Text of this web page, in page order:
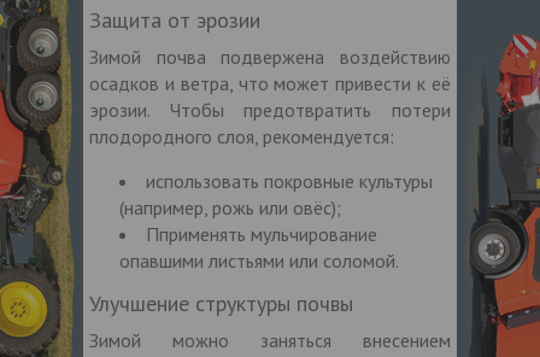
Защита от эрозии
Зимой почва подвержена воздействию
осадков и ветра, что может привести к её
эрозии. Чтобы предотвратить потери
плодородного слоя, рекомендуется:
использовать покровные культуры
(например, рожь или овёс);
Пприменять мульчирование
опавшими листьями или соломой.
Улучшение структуры почвы
Зимой можно заняться внесением